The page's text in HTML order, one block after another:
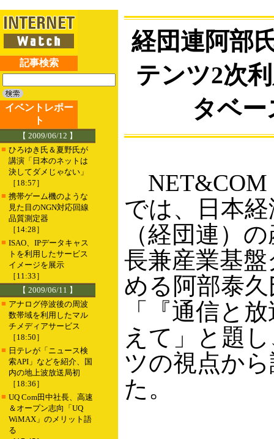
記事検索
イベントレポー
ト
【 2009/06/12 】
■ ひろゆき氏＆夏野氏が
講演「日本のネットは
決してダメじゃない」
［18:57］
■ 携帯ゲーム機のような
見た目のNGN対応回線
品質測定器
［14:28］
■ ISAO、IPデータキャス
トを利用したサービス
イメージを展示
［11:33］
【 2009/06/11 】
■ アナログ停波後の周波
数帯域を利用したマル
チメディアサービス
［18:50］
■ 日テレが「ニュース検
索API」などを紹介、国
内の地上波放送局初
［18:36］
■ UQ Com田中社長、高速
＆オープン志向「UQ
WiMAX」のメリット語
る
経団連阿部
テンツ2次
タベ
NET&COM
では、日本
（経団連）
長兼産業基
める阿部泰
「『通信と
えて」と題
ツの視点か
た。